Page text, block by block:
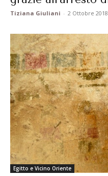
Tiziana Giuliani - 2 Ottobre 2018
Egitto e Vicino Oriente